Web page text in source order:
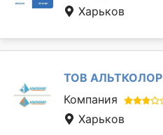
Харьков
ТОВ АЛЬТКОЛОР
Компания
Харьков